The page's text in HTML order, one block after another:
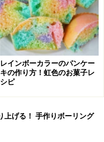
も事前に写真館を利用し
できます。その方が子ど
くなり、良い方法だと思
パートなどでは、衣装の
真撮影とフルコースで行
で、利用する価値はあり
レインボーカラーのパンケー
キの作り方！虹色のお菓子レ
シピ
上げる！ 手作りボーリング